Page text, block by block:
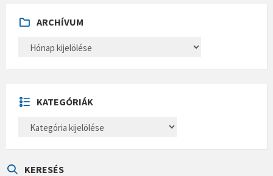
ARCHÍVUM
H
U
M
KATEGÓRIÁK
E
KERESÉS